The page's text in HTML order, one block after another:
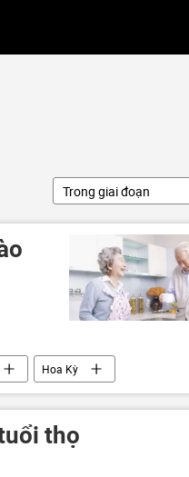
Trong giai đoạn
Hoa Kỳ
thọ